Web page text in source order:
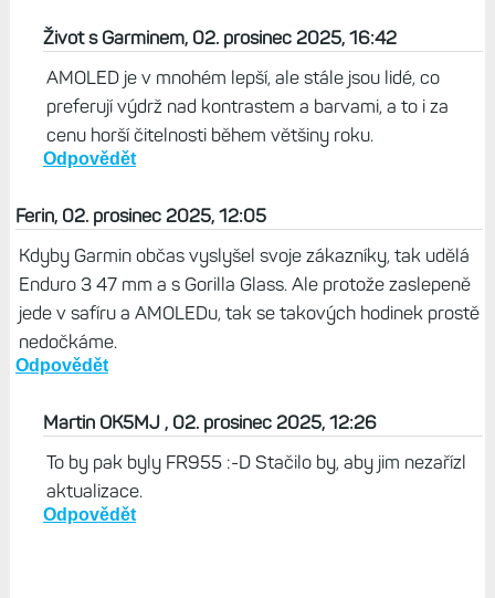
Život s Garminem, 02. prosinec 2025, 16:42
AMOLED je v mnohém lepší, ale stále jsou lidé, co
preferují výdrž nad kontrastem a barvami, a to i za
cenu horší čitelnosti během většiny roku.
Odpovědět
Ferin, 02. prosinec 2025, 12:05
Kdyby Garmin občas vyslyšel svoje zákazníky, tak udělá
Enduro 3 47 mm a s Gorilla Glass. Ale protože zaslepeně
jede v safíru a AMOLEDu, tak se takových hodinek prostě
nedočkáme.
Odpovědět
Martin OK5MJ , 02. prosinec 2025, 12:26
To by pak byly FR955 :-D Stačilo by, aby jim nezařízl
aktualizace.
Odpovědět